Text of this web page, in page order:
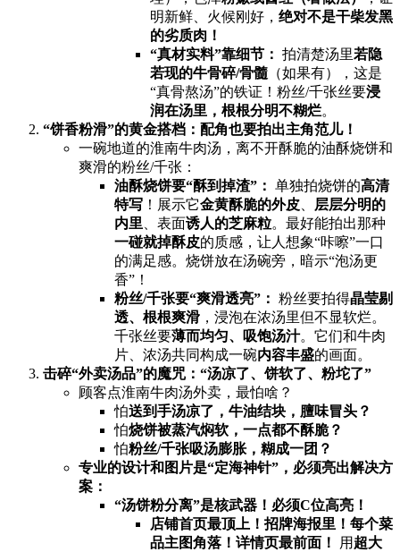
明新鲜、火候刚好，​ 绝对不是干柴发黑
的劣质肉！​
​“真材实料”靠细节：​ ​ 拍清楚汤里若隐
若现的牛骨碎/骨髓 ​（如果有），这是
“真骨熬汤”的铁证！粉丝/千张丝要浸
润在汤里，根根分明不糊烂。
​“饼香粉滑”的黄金搭档：配角也要拍出主角范儿！​
一碗地道的淮南牛肉汤，离不开酥脆的油酥烧饼和
爽滑的粉丝/千张：
油酥烧饼要“酥到掉渣”：​ ​ 单独拍烧饼的高清
特写 ​！展示它金黄酥脆的外皮
层层分明的
内里 、表面诱人的芝麻粒。最好能拍出那种
一碰就掉酥皮的质感，让人想象“咔嚓”一口
的满足感。烧饼放在汤碗旁，暗示“泡汤更
香”！
粉丝/千张要“爽滑透亮”：​ ​ 粉丝要拍得晶莹剔
透、根根爽滑 ，浸泡在浓汤里但不显软烂。
千张丝要薄而均匀、吸饱汤汁。它们和牛肉
片、浓汤共同构成一碗内容丰盛的画面。
击碎“外卖汤品”的魔咒：“汤凉了、饼软了、粉坨了”​
顾客点淮南牛肉汤外卖，最怕啥？
怕送到手汤凉了，牛油结块，膻味冒头？​
怕烧饼被蒸汽焖软，一点都不酥脆？​
怕粉丝/千张吸汤膨胀，糊成一团？​
专业的设计和图片是“定海神针”，必须亮出解决方
案：​
​“汤饼粉分离”是核武器！必须C位高亮！​
店铺首页最顶上！招牌海报里！每个菜
品主图角落！详情页最前面！​
​ 用 超大